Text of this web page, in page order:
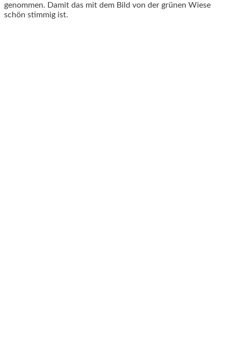
genommen. Damit das mit dem Bild von der grünen Wiese
schön stimmig ist.